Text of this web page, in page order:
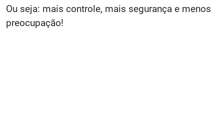
Ou seja: mais controle, mais segurança e menos
preocupação!